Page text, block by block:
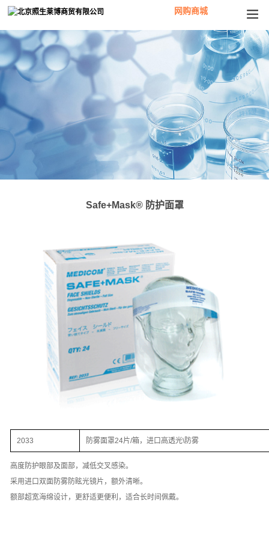
网购商城
Safe+Mask® 防护面罩
2033 防雾面罩24片/箱，进口高透光\防雾
高度防护眼部及面部，减低交叉感染。
采用进口双面防雾防眩光镜片，额外清晰。
额部超宽海绵设计，更舒适更便利，适合长时间佩戴。